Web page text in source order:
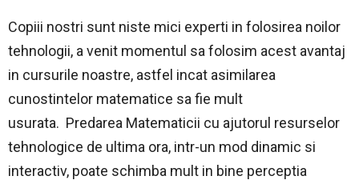
Copiii nostri sunt niste mici experti in folosirea noilor
tehnologii, a venit momentul sa folosim acest avantaj
in cursurile noastre, astfel incat asimilarea
cunostintelor matematice sa fie mult
usurata. Predarea Matematicii cu ajutorul resurselor
tehnologice de ultima ora, intr-un mod dinamic si
interactiv, poate schimba mult in bine perceptia